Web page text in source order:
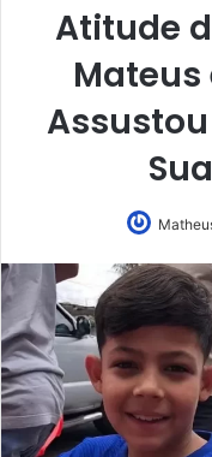
Atitude
Mateus
Assustou